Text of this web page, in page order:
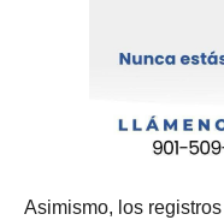
Asimismo, los